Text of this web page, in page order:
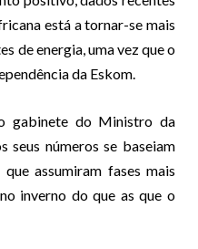
está a tornar-se mais
de energia, uma vez que o
da Eskom.
gabinete do Ministro da
seus números se baseiam
assumiram fases mais
inverno do que as que o